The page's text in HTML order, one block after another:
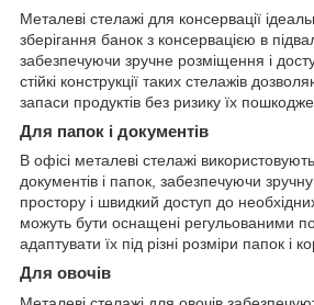
Металеві стелажі для консервації
зберігання банок з консервацією в
забезпечуючи зручне розміщення і
стійкі конструкції таких стелажів
запаси продуктів без ризику їх
Для папок і документів
В офісі металеві стелажі
документів і папок, забезпечуючи
простору і швидкий доступ до
можуть бути оснащені регульованими
адаптувати їх під різні розміри папок і
Для овочів